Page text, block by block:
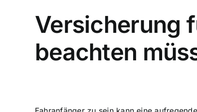
Versicherung
beachten